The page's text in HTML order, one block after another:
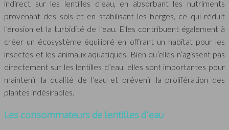
indirect sur les lentilles d’eau, en absorbant les nutriments
provenant des sols et en stabilisant les berges, ce qui réduit
l’érosion et la turbidité de l’eau. Elles contribuent également à
créer un écosystème équilibré en offrant un habitat pour les
insectes et les animaux aquatiques. Bien qu’elles n’agissent pas
directement sur les lentilles d’eau, elles sont importantes pour
maintenir la qualité de l’eau et prévenir la prolifération des
plantes indésirables.
Les consommateurs de lentilles d’eau